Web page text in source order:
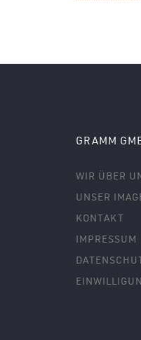
GRAMM
WIR ÜBER
UNSER
KONTAKT
IMPRESSUM